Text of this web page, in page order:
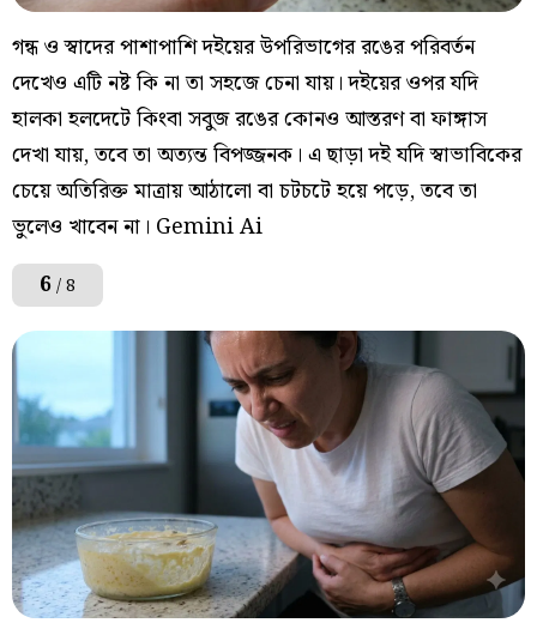
গন্ধ ও স্বাদের পাশাপাশি দইয়ের উপরিভাগের রঙের পরিবর্তন
দেখেও এটি নষ্ট কি না তা সহজে চেনা যায়। দইয়ের ওপর যদি
হালকা হলদেটে কিংবা সবুজ রঙের কোনও আস্তরণ বা ফাঙ্গাস
দেখা যায়, তবে তা অত্যন্ত বিপজ্জনক। এ ছাড়া দই যদি স্বাভাবিকের
চেয়ে অতিরিক্ত মাত্রায় আঠালো বা চটচটে হয়ে পড়ে, তবে তা
ভুলেও খাবেন না। Gemini Ai
6/ 8